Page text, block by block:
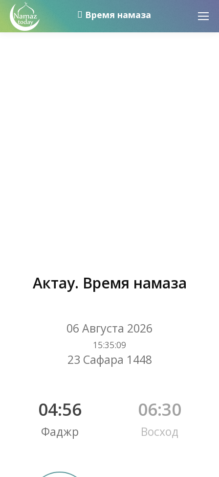
Время намаза
Актау. Время намаза
06 Августа 2026
15:35:10
23 Сафара 1448
04:56
Фаджр
06:30
Восход